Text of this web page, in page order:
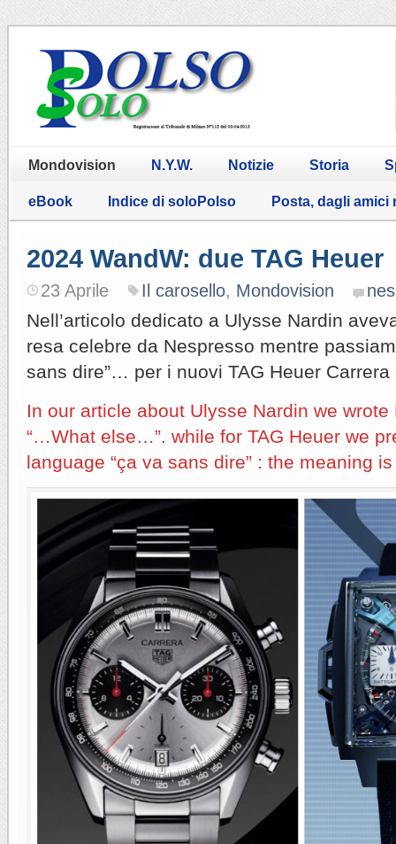
Mondovision N.Y.W. Notizie Storia
eBook Indice di soloPolso Posta, dagli amici
2024 WandW: due TAG Heuer
23 Aprile Il carosello, Mondovision
Nell’articolo dedicato a Ulysse Nardin
resa celebre da Nespresso mentre
sans dire”… per i nuovi TAG Heuer Carrera
In our article about Ulysse Nardin we
“…What else…”. while for TAG Heuer we
language “ça va sans dire” : the meaning